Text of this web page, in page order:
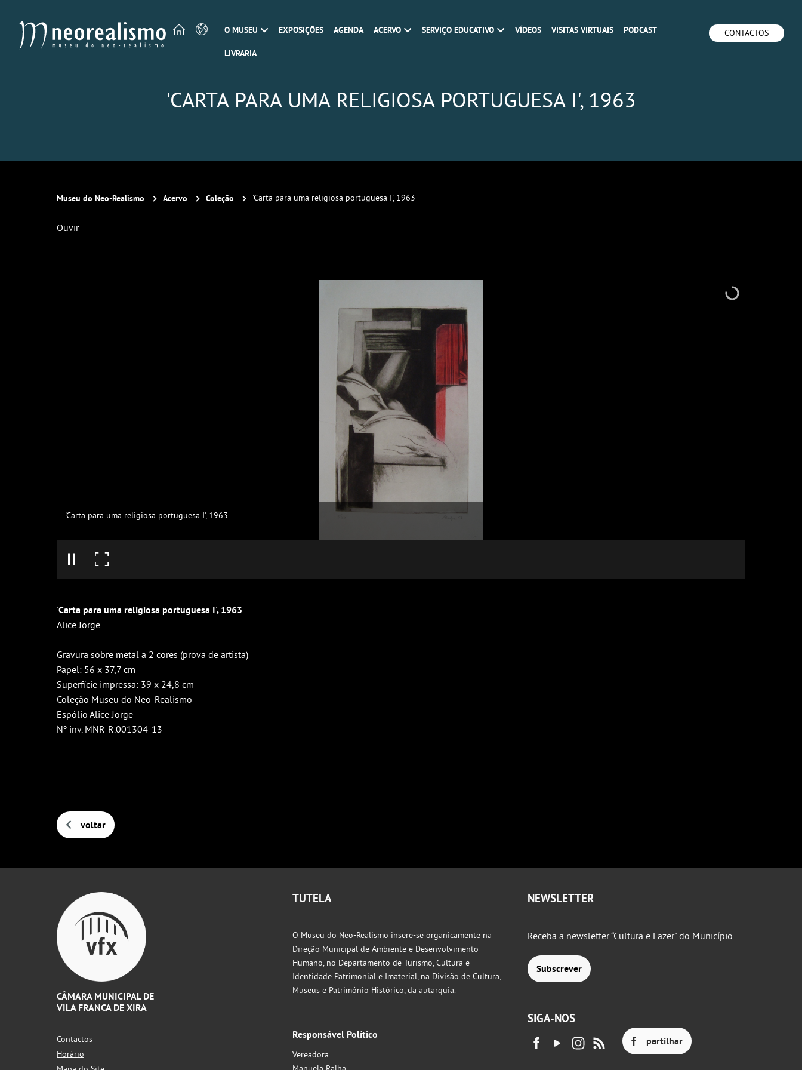
O MUSEU EXPOSIÇÕES AGENDA ACERVO SERVIÇO EDUCATIVO VÍDEOS VISITAS VIRTUAIS PODCAST
LIVRARIA
CONTACTOS
'CARTA PARA UMA RELIGIOSA PORTUGUESA I', 1963
Museu do Neo-Realismo Acervo Coleção 'Carta para uma religiosa portuguesa I', 1963
Ouvir
'Carta para uma religiosa portuguesa I', 1963
'Carta para uma religiosa portuguesa I', 1963
Alice Jorge
Gravura sobre metal a 2 cores (prova de artista)
Papel: 56 x 37,7 cm
Superfície impressa: 39 x 24,8 cm
Coleção Museu do Neo-Realismo
Espólio Alice Jorge
Nº inv. MNR-R.001304-13
voltar
CÂMARA MUNICIPAL DE
VILA FRANCA DE XIRA
Contactos
Horário
TUTELA
O Museu do Neo-Realismo insere-se organicamente na
Direção Municipal de Ambiente e Desenvolvimento
Humano, no Departamento de Turismo, Cultura e
Identidade Patrimonial e Imaterial, na Divisão de Cultura,
Museus e Património Histórico, da autarquia.
Responsável Político
Vereadora
NEWSLETTER
Receba a newsletter “Cultura e Lazer" do Município.
Subscrever
SIGA-NOS
partilhar